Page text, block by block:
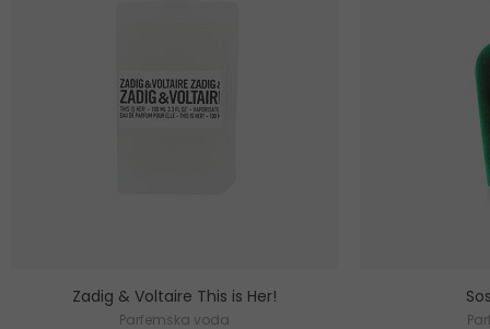
Zadig & Voltaire This is Her!
Parfemska voda